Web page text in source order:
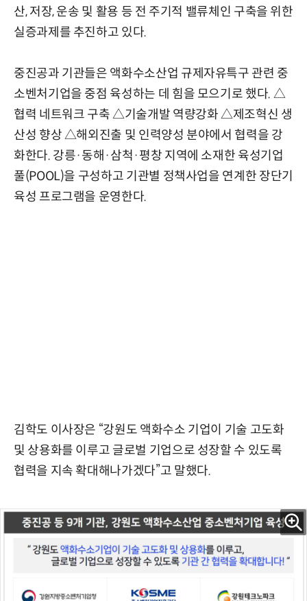
산, 저장, 운송 및 활용 등 전 주기적 밸류체인 구축을 위한
실증과제를 추진하고 있다.
중진공과 기관들은 액화수소산업 규제자유특구 관련 중
소벤처기업을 중점 육성하는 데 힘을 모으기로 했다. △
협력 네트워크 구축 △기술개발 역량강화 △제조혁신 생
산성 향상 △해외진출 및 인력양성 분야에서 협력을 강
화한다. 강릉·동해·삼척·평창 지역에 소재한 육성기업
풀(POOL)을 구성하고 기관별 정책사업을 연계한 장단기
육성 프로그램을 운영한다.
김학도 이사장은 “강원도 액화수소 기업이 기술 고도화
및 상용화를 이루고 글로벌 기업으로 성장할 수 있도록
협력을 지속 확대해나가겠다”고 말했다.